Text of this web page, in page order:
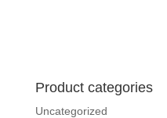
Product categories
Uncategorized